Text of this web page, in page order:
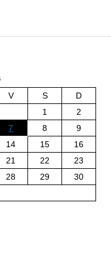
V S
D
1
2
7 8
9
14 15
16
21 22
23
28 29
30